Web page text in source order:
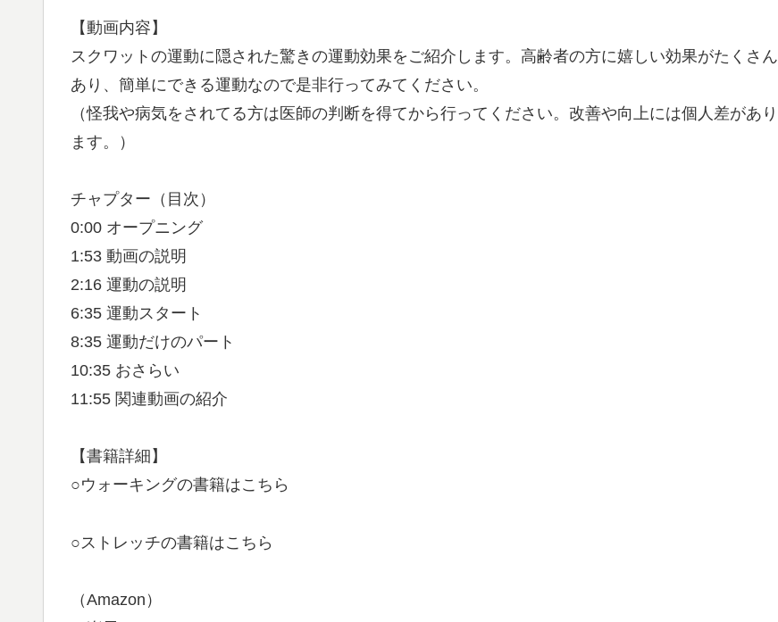
【動画内容】
スクワットの運動に隠された驚きの運動効果をご紹介します。高齢者の方に嬉しい効果がたくさん
あり、簡単にできる運動なので是非行ってみてください。
（怪我や病気をされてる方は医師の判断を得てから行ってください。改善や向上には個人差があり
ます。）
チャプター（目次）
0:00 オープニング
1:53 動画の説明
2:16 運動の説明
6:35 運動スタート
8:35 運動だけのパート
10:35 おさらい
11:55 関連動画の紹介
【書籍詳細】
○ウォーキングの書籍はこちら
○ストレッチの書籍はこちら
（Amazon）